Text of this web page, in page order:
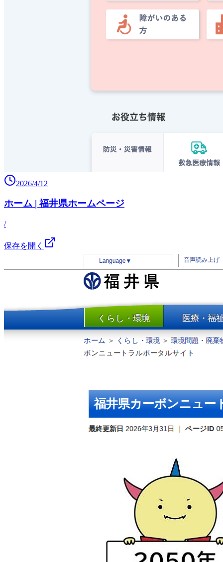
2026/4/12
ホーム | 福井県ホームページ
/
保存を開く